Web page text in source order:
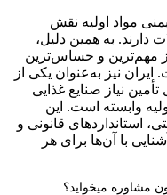
مواد اولیه نقش
دارند. به همین دلیل،
از مهم‌ترین و حساس‌ترین
ایران نیز به‌عنوان یکی از
نیاز صنایع غذایی
وابسته است. این
استانداردهای قانونی و
با آن‌ها برای هر
مشاوره میخواید؟